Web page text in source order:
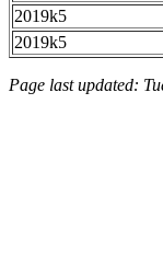
2019k5
2019k5
Page last updated: